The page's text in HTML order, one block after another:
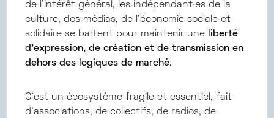
de l’intérêt général, les indépendant∙es de la
culture, des médias, de l’économie sociale et
solidaire se battent pour maintenir une
liberté
d’expression, de création et de transmission en
dehors des logiques de marché.
C’est un écosystème fragile et essentiel, fait
d’associations, de collectifs, de radios, de